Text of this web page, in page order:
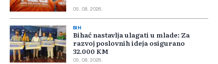
05. 08. 2026.
BIH
Bihać nastavlja ulagati u mlade: Za
razvoj poslovnih ideja osigurano
32.000 KM
05. 08. 2026.